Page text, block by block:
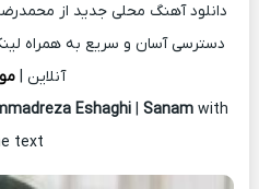
دانلود آهنگ محلی جدید از
دسترسی آسان و سریع به همراه
آنلاین |
Eshaghi | Sanam with
text